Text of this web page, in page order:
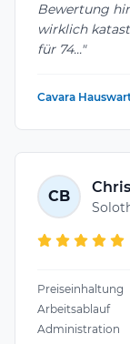
Bewertung
wirklich
für 74..."
Cavara
CB
Preiseinhaltung
Arbeitsablauf
Administration